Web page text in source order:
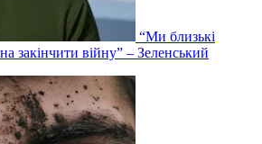
“Ми близькі
закінчити війну” – Зеленський